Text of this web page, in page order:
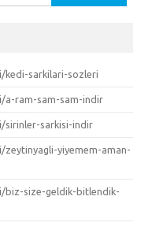
kedi-sarkilari-sozleri
a-ram-sam-sam-indir
sirinler-sarkisi-indir
yiyemem-aman-
biz-size-geldik-bitlendik-